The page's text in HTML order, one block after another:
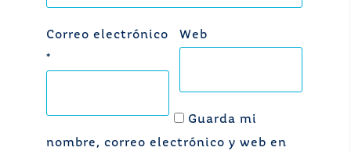
Correo electrónico
*
Web
Guarda mi
nombre, correo electrónico y web en